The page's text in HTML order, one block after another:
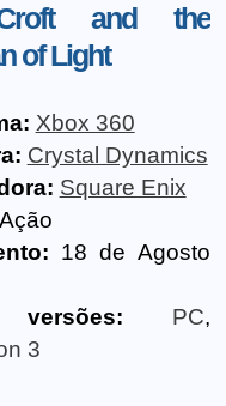
and the
of Light
Xbox 360
Crystal Dynamics
Square Enix
Ação
18 de Agosto
PC,
3